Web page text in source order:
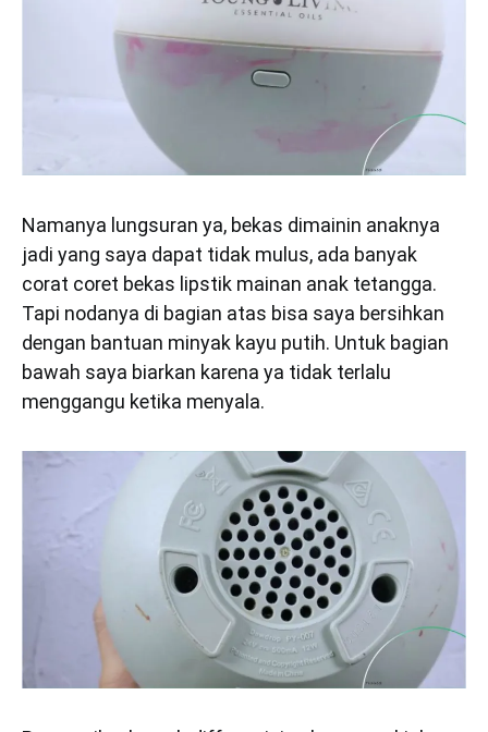
Namanya lungsuran ya, bekas dimainin anaknya
jadi yang saya dapat tidak mulus, ada banyak
corat coret bekas lipstik mainan anak tetangga.
Tapi nodanya di bagian atas bisa saya bersihkan
dengan bantuan minyak kayu putih. Untuk bagian
bawah saya biarkan karena ya tidak terlalu
menggangu ketika menyala.